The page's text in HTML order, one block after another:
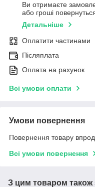
Ви отримаєте
або гроші
Детальніше
Оплатити частинами
Післяплата
Оплата на рахунок
Всі умови оплати
Умови повернення
Повернення товару
Всі умови повернення
З цим товаром